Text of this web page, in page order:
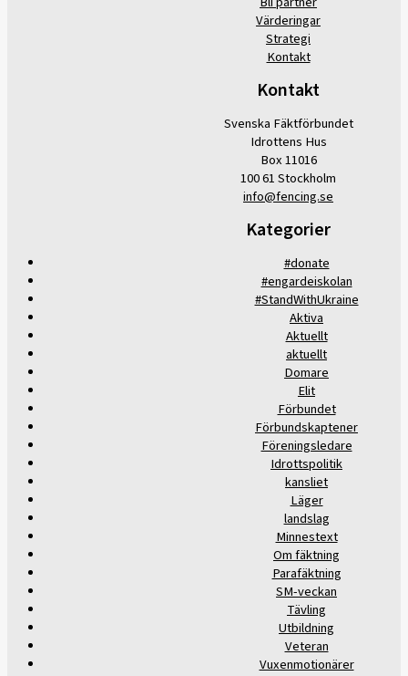
Värderingar
Strategi
Kontakt
Kontakt
Svenska Fäktförbundet
Idrottens Hus
Box 11016
100 61 Stockholm
info@fencing.se
Kategorier
#donate
#engardeiskolan
#StandWithUkraine
Aktiva
Aktuellt
aktuellt
Domare
Elit
Förbundet
Förbundskaptener
Föreningsledare
Idrottspolitik
kansliet
Läger
landslag
Minnestext
Om fäktning
Parafäktning
SM-veckan
Tävling
Utbildning
Veteran
Vuxenmotionärer